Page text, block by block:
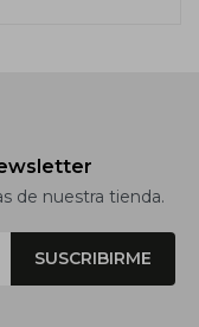
de nuestra tienda.
SUSCRIBIRME